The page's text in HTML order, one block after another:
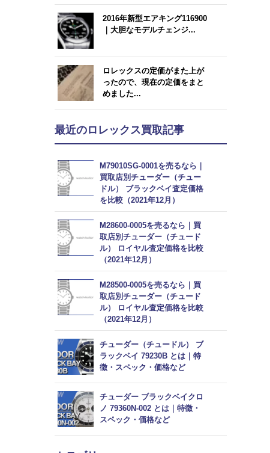
2016年新型エアキング116900
｜大胆なモデルチェンジ...
ロレックスの定価がまた上が
ったので、現在の定価をまと
めました...
最近のロレックス買取記事
M79010SG-0001を売るなら｜
買取店別チューダー（チュー
ドル） ブラックベイ査定価格
を比較（2021年12月）
M28600-0005を売るなら｜買
取店別チューダー（チュード
ル） ロイヤル査定価格を比較
（2021年12月）
M28500-0005を売るなら｜買
取店別チューダー（チュード
ル） ロイヤル査定価格を比較
（2021年12月）
チューダー（チュードル） ブ
ラックベイ 79230B とは｜特
徴・スペック・価格など
チューダー ブラックベイクロ
ノ 79360N-002 とは｜特徴・
スペック・価格など